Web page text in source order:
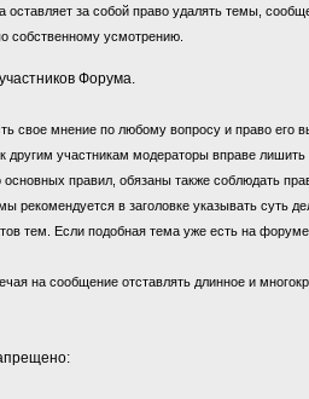
за собой право удалять темы,
собственному усмотрению.
Форума.
свое мнение по любому вопросу и право его
другим участникам модераторы вправе лишить
правил, обязаны также соблюдать
рекомендуется в заголовке указывать суть
тем. Если подобная тема уже есть на
на сообщение отставлять длинное и